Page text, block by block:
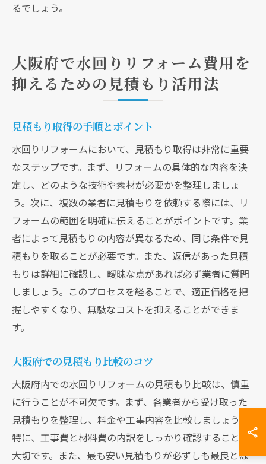
るでしょう。
大阪府で水回りリフォーム費用を
抑えるための見積もり活用法
見積もり取得の手順とポイント
水回りリフォームにおいて、見積もり取得は非常に重要
なステップです。まず、リフォームの具体的な内容を決
定し、どのような技術や素材が必要かを整理しましょ
う。次に、複数の業者に見積もりを依頼する際には、リ
フォームの範囲を明確に伝えることがポイントです。業
者によって見積もりの内容が異なるため、同じ条件で見
積もりを取ることが必要です。また、返信があった見積
もりは詳細に確認し、曖昧な点があれば必ず業者に質問
しましょう。このプロセスを経ることで、適正価格を把
握しやすくなり、無駄なコストを抑えることができま
す。
大阪府での見積もり比較のコツ
大阪府内での水回りリフォームの見積もり比較は、慎重
に行うことが不可欠です。まず、各業者から受け取った
見積もりを整理し、料金や工事内容を比較しましょう。
特に、工事費と材料費の内訳をしっかり確認することが
大切です。また、最も安い見積もりが必ずしも最良とは